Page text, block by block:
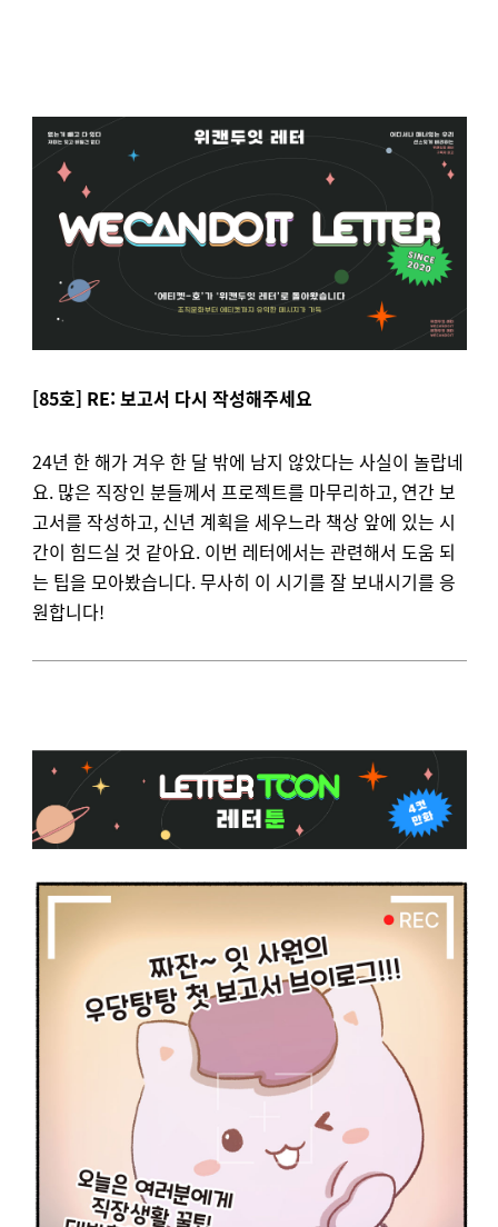
[85호] RE: 보고서 다시 작성해주세요
24년 한 해가 겨우 한 달 밖에 남지 않았다는 사실이 놀랍네
요. 많은 직장인 분들께서 프로젝트를 마무리하고, 연간 보
고서를 작성하고, 신년 계획을 세우느라 책상 앞에 있는 시
간이 힘드실 것 같아요. 이번 레터에서는 관련해서 도움 되
는 팁을 모아봤습니다. 무사히 이 시기를 잘 보내시기를 응
원합니다!